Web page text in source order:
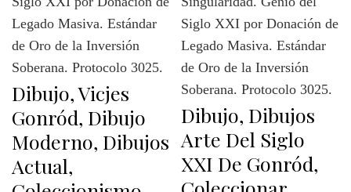
Dibujo, Vicjes
Gonród, Dibujo
Moderno, Dibujos
Actual,
Dibujo, Dibujos
Arte Del Siglo
XXI De Gonród,